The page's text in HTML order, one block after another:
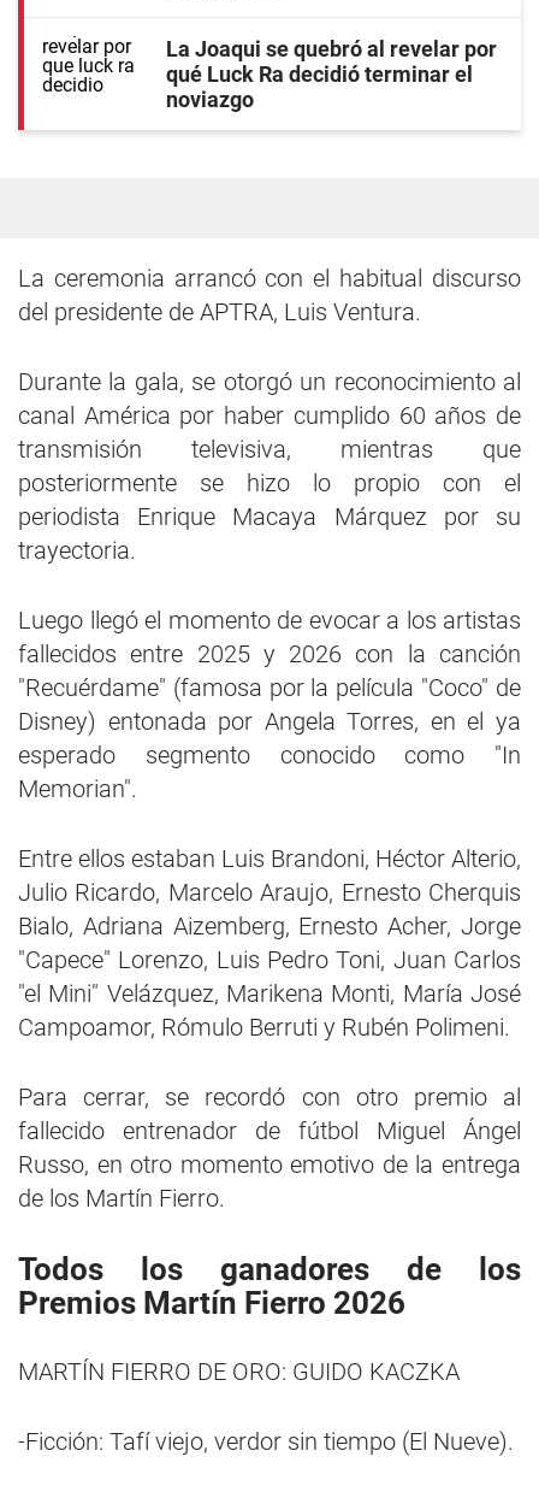
La Joaqui se quebró al revelar por
qué Luck Ra decidió terminar el
noviazgo
La ceremonia arrancó con el habitual discurso
del presidente de APTRA, Luis Ventura.
Durante la gala, se otorgó un reconocimiento al
canal América por haber cumplido 60 años de
transmisión televisiva, mientras que
posteriormente se hizo lo propio con el
periodista Enrique Macaya Márquez por su
trayectoria.
Luego llegó el momento de evocar a los artistas
fallecidos entre 2025 y 2026 con la canción
"Recuérdame" (famosa por la película "Coco" de
Disney) entonada por Angela Torres, en el ya
esperado segmento conocido como "In
Memorian".
Entre ellos estaban Luis Brandoni, Héctor Alterio,
Julio Ricardo, Marcelo Araujo, Ernesto Cherquis
Bialo, Adriana Aizemberg, Ernesto Acher, Jorge
"Capece" Lorenzo, Luis Pedro Toni, Juan Carlos
"el Mini" Velázquez, Marikena Monti, María José
Campoamor, Rómulo Berruti y Rubén Polimeni.
Para cerrar, se recordó con otro premio al
fallecido entrenador de fútbol Miguel Ángel
Russo, en otro momento emotivo de la entrega
de los Martín Fierro.
Todos los ganadores de los
Premios Martín Fierro 2026
MARTÍN FIERRO DE ORO: GUIDO KACZKA
-Ficción: Tafí viejo, verdor sin tiempo (El Nueve).